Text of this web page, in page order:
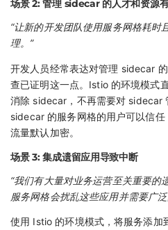
场景 2: 管理 sidecar 的人才和资源
“让新的开发团队使用服务网格耗
理。”
开发人员经常表达对管理 sidecar
查已证明这一点。Istio 的环境模式
消除 sidecar，不再需要对 sidecar
sidecar 的服务网格的用户可以信
流量默认加密。
场景 3: 集成遗留应用导致中断
“我们有大量对业务运营至关重要
服务网格会扰乱这些应用并需要广
使用 Istio 的环境模式，将服务添加